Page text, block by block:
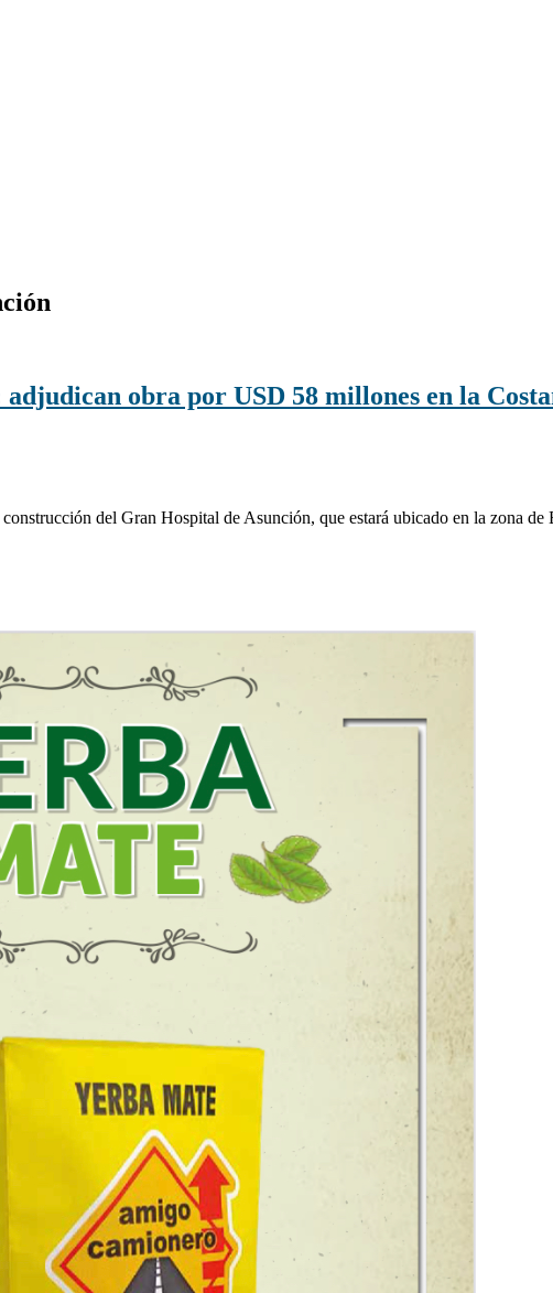
obra por USD 58 millones en la
del Gran Hospital de Asunción, que estará ubicado en la zona